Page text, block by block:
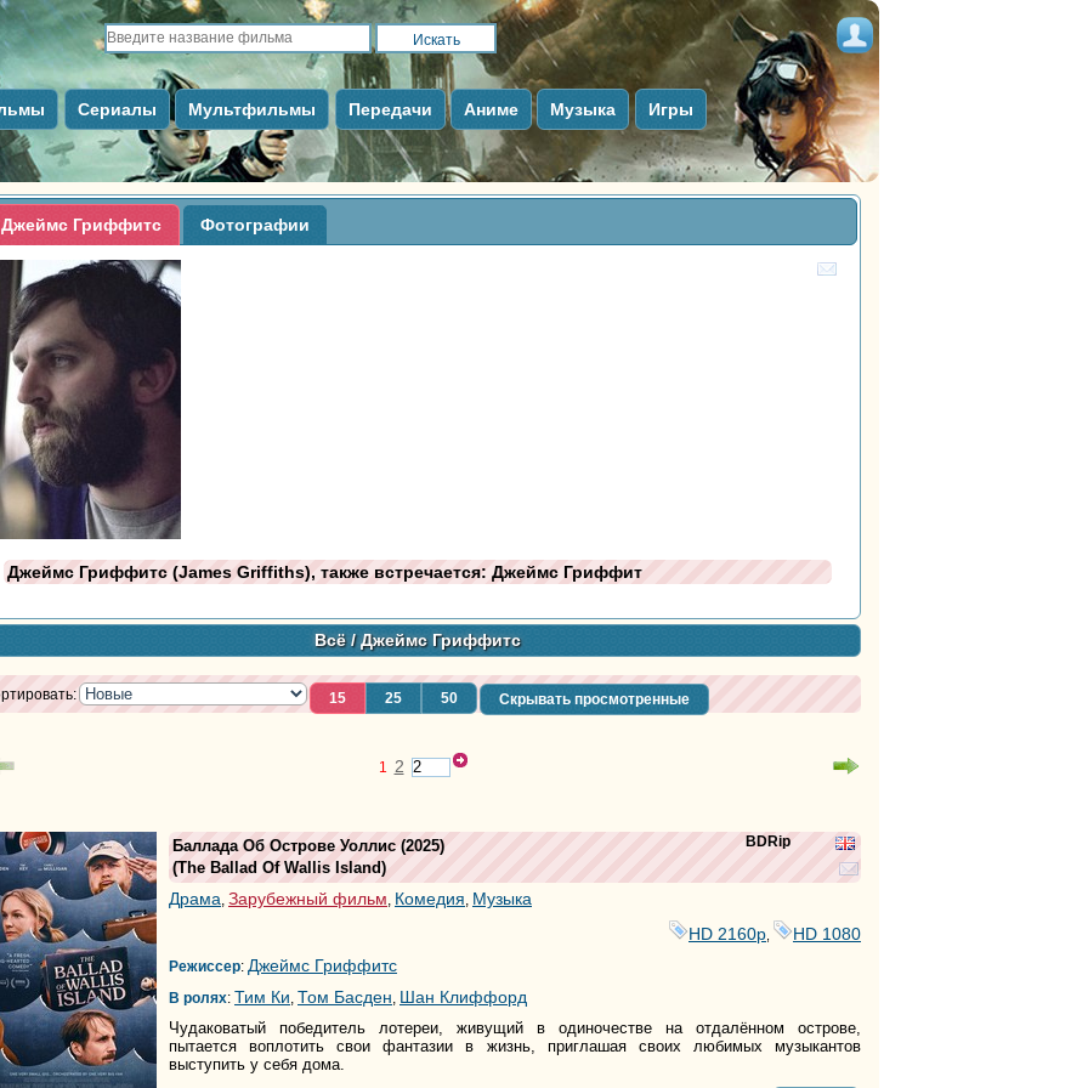
Сериалы Мультфильмы Передачи Аниме Музыка Игры
Джеймс Гриффитс Фотографии
Джеймс Гриффитс (James Griffiths), также встречается: Джеймс Гриффит
Всё/ Джеймс Гриффитс
15 25 50 Скрывать просмотренные
1 2
BDRip
Баллада Об Острове Уоллис (2025)
(The Ballad Of Wallis Island)
Драма, Зарубежный фильм, Комедия, Музыка
HD 2160р
HD 1080
Режиссер: Джеймс Гриффитс
В ролях: Тим Ки, Том Басден, Шан Клиффорд
Чудаковатый победитель лотереи, живущий в одиночестве на отдалённом острове,
пытается воплотить свои фантазии в жизнь, приглашая своих любимых музыкантов
выступить у себя дома.